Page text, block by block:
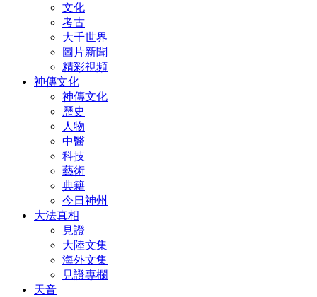
文化
考古
大千世界
圖片新聞
精彩視頻
神傳文化
神傳文化
歷史
人物
中醫
科技
藝術
典籍
今日神州
大法真相
見證
大陸文集
海外文集
見證專欄
天音